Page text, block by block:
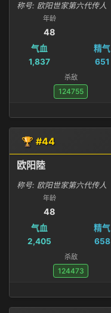
称号: 欧阳世家第六代传人
年龄
48
气血
1,837
精气
651
杀敌
124755
🏆 #44
欧阳陸
称号: 欧阳世家第六代传人
年龄
48
气血
2,405
精气
658
杀敌
124473